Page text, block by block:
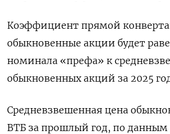
Коэффициент прямой
обыкновенные акции будет
номинала «префа» к
обыкновенных акций за 2025
Средневзвешенная цена
ВТБ за прошлый год, по данным